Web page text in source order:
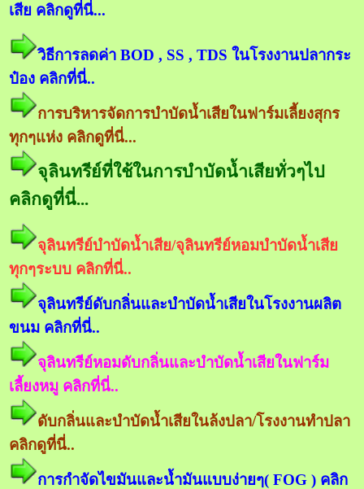
เสีย คลิกดูที่นี่...
วิธีการลดค่า BOD , SS , TDS ในโรงงานปลากระ
ป๋อง คลิกที่นี่..
การบริหารจัดการบำบัดน้ำเสียในฟาร์มเลี้ยงสุกร
ทุกๆแห่ง คลิกดูที่นี่...
จุลินทรีย์ที่ใช้ในการบำบัดน้ำเสียทั่วๆไป
คลิกดูที่นี่...
จุลินทรีย์บำบัดน้ำเสีย/จุลินทรีย์หอมบำบัดน้ำเสีย
ทุกๆระบบ คลิกที่นี่..
จุลินทรีย์ดับกลิ่นและบำบัดน้ำเสียในโรงงานผลิต
ขนม คลิกที่นี่..
จุลินทรีย์หอมดับกลิ่นและบำบัดน้ำเสียในฟาร์ม
เลี้ยงหมู คลิกที่นี่..
ดับกลิ่นและบำบัดน้ำเสียในล้งปลา/โรงงานทำปลา
คลิกดูที่นี่..
การกำจัดไขมันและน้ำมันแบบง่ายๆ( FOG ) คลิก